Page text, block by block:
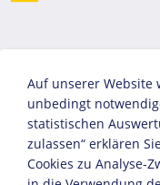
Auf unserer Website
unbedingt
statistischen
zulassen“ erklären
Cookies zu Analyse-